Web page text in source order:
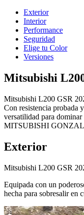
Exterior
Interior
Performance
Seguridad
Elige tu Color
Versiones
Mitsubishi
Mitsubishi L200 GSR
Con resistencia probada
versatilidad para
MITSUBISHI
Exterior
Mitsubishi L200 GSR
Equipada con un
hecha para sobresalir en